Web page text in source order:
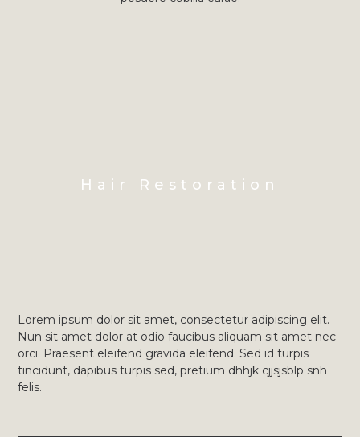
Hair Restoration
Lorem ipsum dolor sit amet, consectetur adipiscing elit.
Nun sit amet dolor at odio faucibus aliquam sit amet nec
orci. Praesent eleifend gravida eleifend. Sed id turpis
tincidunt, dapibus turpis sed, pretium dhhjk cjjsjsblp snh
felis.